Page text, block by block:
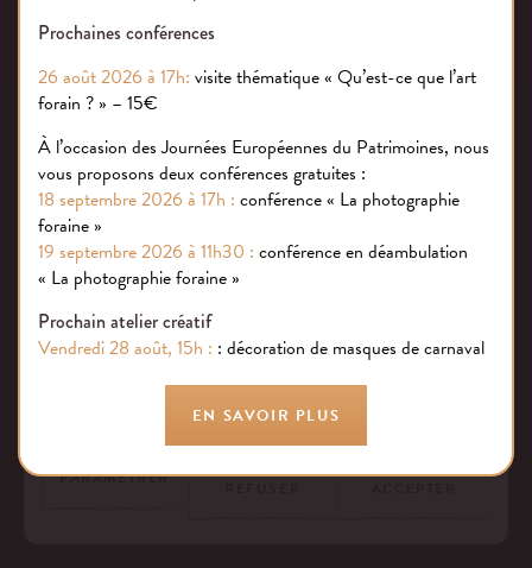
Prochaines conférences
26 août 2026 à 17h: visite thématique « Qu’est-ce que l’art
forain ? » – 15€
À l’occasion des Journées Européennes du Patrimoines, nous
vous proposons deux conférences gratuites :
18 septembre 2026 à 17h : conférence « La photographie
foraine »
19 septembre 2026 à 11h30 : conférence en déambulation
« La photographie foraine »
Prochain atelier créatif
Vendredi 28 août, 15h : : décoration de masques de carnaval
EN SAVOIR PLUS
CONTACTEZ-NOUS
Gestion des cookies
Nous utilisons des cookies sur notre site internet pour rendre votre
expérience aussi douce qu’une confiserie foraine !
En savoir plus
PARAMÉTRER